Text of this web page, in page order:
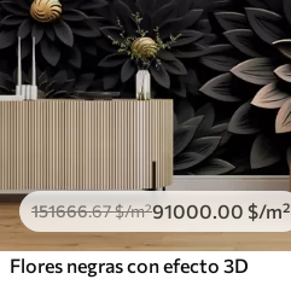
151666.67$/m²91000.00 $/m²
Flores negras con efecto 3D